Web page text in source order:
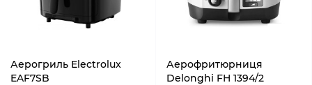
Аерогриль Electrolux
EAF7SB
Аерофритюрниця
Delonghi FH 1394/2